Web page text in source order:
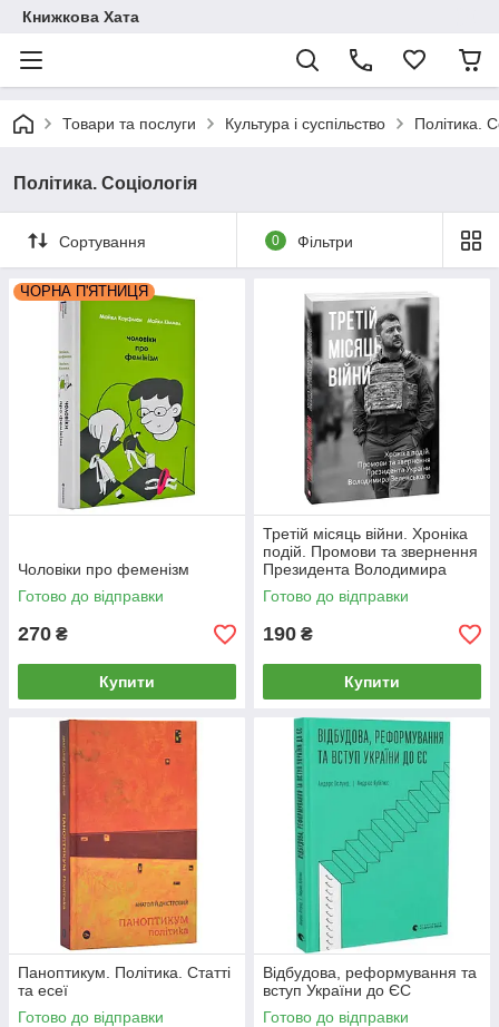
Книжкова Хата
Товари та послуги Культура і суспільство Політика.
Політика. Соціологія
Сортування 0 Фільтри
ЧОРНА П'ЯТНИЦЯ
Чоловіки про феменізм
Готово до відправки
270 ₴
Купити
Третій місяць війни. Хроніка
подій. Промови та звернення
Президента Володимира
Зеленського
Готово до відправки
190 ₴
Купити
Паноптикум. Політика. Статті
та есеї
Готово до відправки
Відбудова, реформування та
вступ України до ЄС
Готово до відправки